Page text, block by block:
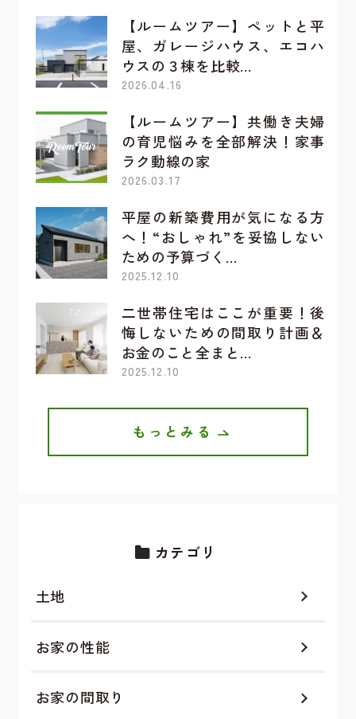
【ルームツアー】ペットと平
屋、ガレージハウス、エコハ
ウスの３棟を比較…
2026.04.16
【ルームツアー】共働き夫婦
の育児悩みを全部解決！家事
ラク動線の家
2026.03.17
平屋の新築費用が気になる方
へ！“おしゃれ”を妥協しない
ための予算づく…
2025.12.10
二世帯住宅はここが重要！後
悔しないための間取り計画＆
お金のこと全まと…
2025.12.10
もっとみる
カテゴリ
土地
お家の性能
お家の間取り